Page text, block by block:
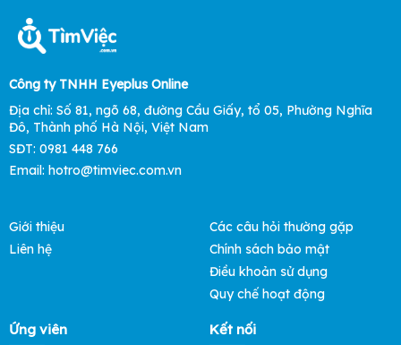
Công ty TNHH Eyeplus Online
Địa chỉ: Số 81, ngõ 68, đường Cầu Giấy, tổ 05, Phường Nghĩa
Đô, Thành phố Hà Nội, Việt Nam
SĐT: 0981 448 766
Email: hotro@timviec.com.vn
Giới thiệu
Liên hệ
Các câu hỏi thường gặp
Chính sách bảo mật
Điều khoản sử dụng
Quy chế hoạt động
Ứng viên Kết nối